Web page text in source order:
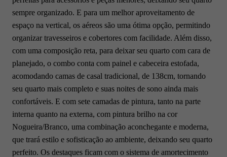
sempre organizado. E para um melhor aproveitamento de
espaço na vertical, os aéreos são uma ótima opção, permitindo
organizar travesseiros e cobertores com facilidade. Além disso,
com uma composição reta, para deixar seu quarto com cara de
planejado, o combo conta com painel e cabeceira estofada,
acomodando camas de casal tradicional, de 138cm, tornando
seu quarto mais completo e suas noites de sono ainda mais
confortáveis. E com sete camadas de pintura, tanto na parte
interna quanto na externa, com pintura brilho na cor
Nogueira/Branco, uma combinação aconchegante e moderna,
que trará estilo e sofisticação ao ambiente, deixando seu quarto
perfeito. Os destaques ficam com o sistema de amortecimento